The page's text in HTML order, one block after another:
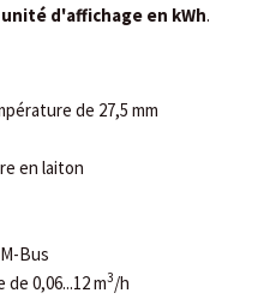
unité d'affichage en kWh.
de 27,5 mm
en laiton
Bus
0,06...12 m3/h